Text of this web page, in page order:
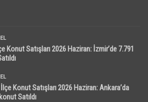
Konut Satışları 2026 Haziran: İzmir’de 7.791
Konut Satışları 2026 Haziran: Ankara’da
Satıldı